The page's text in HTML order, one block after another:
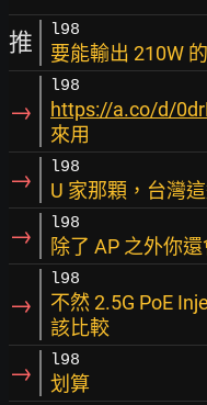
推 l98
要能輸出 210W
→
l98
https://a.co/d/
來用
→ l98
U 家那顆，台灣
→ l98
除了 AP 之外你
→
l98
不然 2.5G PoE
該比較
→ l98
划算